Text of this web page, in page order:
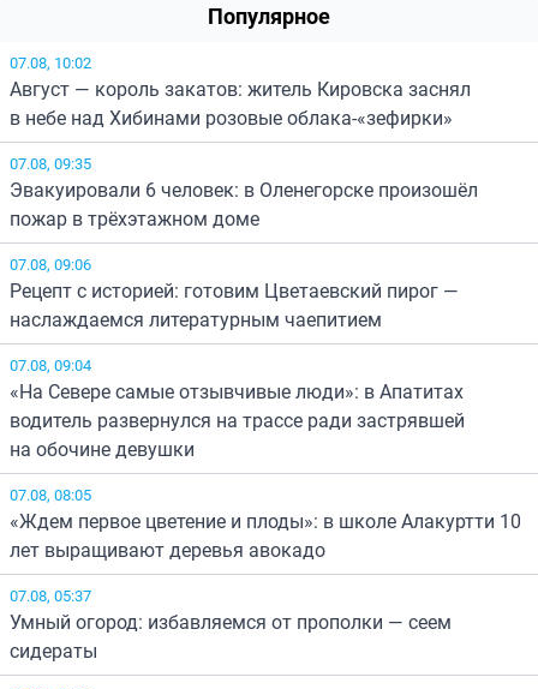
Популярное
07.08, 10:02
Август — король закатов: житель Кировска заснял
в небе над Хибинами розовые облака-«зефирки»
07.08, 09:35
Эвакуировали 6 человек: в Оленегорске произошёл
пожар в трёхэтажном доме
07.08, 09:06
Рецепт с историей: готовим Цветаевский пирог —
наслаждаемся литературным чаепитием
07.08, 09:04
«На Севере самые отзывчивые люди»: в Апатитах
водитель развернулся на трассе ради застрявшей
на обочине девушки
07.08, 08:05
«Ждем первое цветение и плоды»: в школе Алакуртти 10
лет выращивают деревья авокадо
07.08, 05:37
Умный огород: избавляемся от прополки — сеем
сидераты